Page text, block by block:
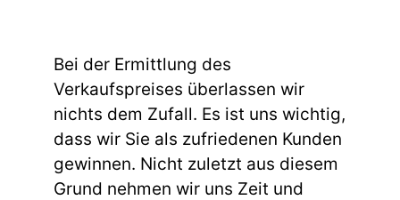
Bei der Ermittlung des
Verkaufspreises überlassen wir
nichts dem Zufall. Es ist uns wichtig,
dass wir Sie als zufriedenen Kunden
gewinnen. Nicht zuletzt aus diesem
Grund nehmen wir uns Zeit und